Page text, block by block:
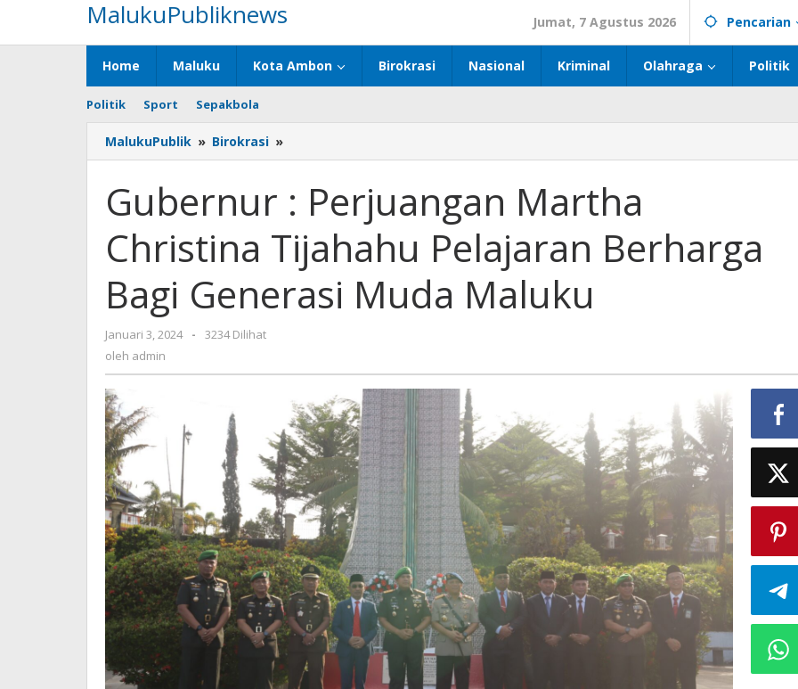
konten
MalukuPubliknews Jumat, 7 Agustus 2026 Pencarian
Home Maluku Kota Ambon Birokrasi Nasional Kriminal Olahraga Politik
Politik Sport Sepakbola
MalukuPublik » Birokrasi »
:
Martha
Christina
Tijahahu
Pelajaran
Berharga
Bagi
Generasi
Gubernur : Perjuangan Martha
Christina Tijahahu Pelajaran Berharga
Bagi Generasi Muda Maluku
Januari 3, 2024
oleh
-
3234 Dilihat
oleh admin